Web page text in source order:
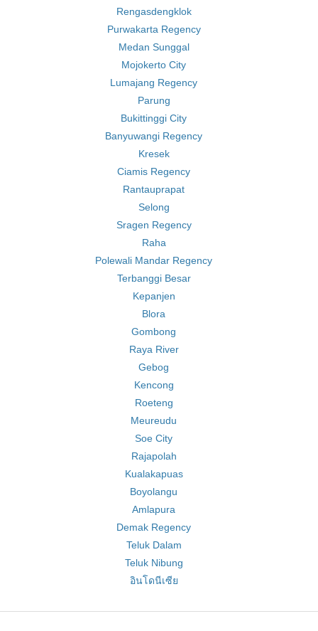
Rengasdengklok
Purwakarta Regency
Medan Sunggal
Mojokerto City
Lumajang Regency
Parung
Bukittinggi City
Banyuwangi Regency
Kresek
Ciamis Regency
Rantauprapat
Selong
Sragen Regency
Raha
Polewali Mandar Regency
Terbanggi Besar
Kepanjen
Blora
Gombong
Raya River
Gebog
Kencong
Roeteng
Meureudu
Soe City
Rajapolah
Kualakapuas
Boyolangu
Amlapura
Demak Regency
Teluk Dalam
Teluk Nibung
อินโดนีเซีย